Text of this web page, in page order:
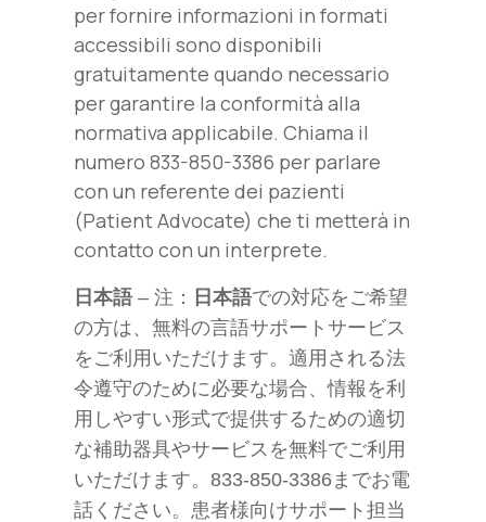
per fornire informazioni in formati
accessibili sono disponibili
gratuitamente quando necessario
per garantire la conformità alla
normativa applicabile. Chiama il
numero 833-850-3386 per parlare
con un referente dei pazienti
(Patient Advocate) che ti metterà in
contatto con un interprete.
日本語– 注： 日本語での対応をご希望
の方は、無料の言語サポートサービス
をご利用いただけます。適用される法
令遵守のために必要な場合、情報を利
用しやすい形式で提供するための適切
な補助器具やサービスを無料でご利用
いただけます。833-850-3386までお電
話ください。患者様向けサポート担当